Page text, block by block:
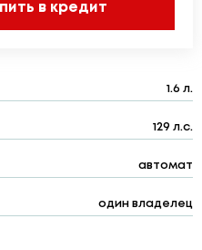
в кредит
1.6 л.
129 л.с.
автомат
один владелец